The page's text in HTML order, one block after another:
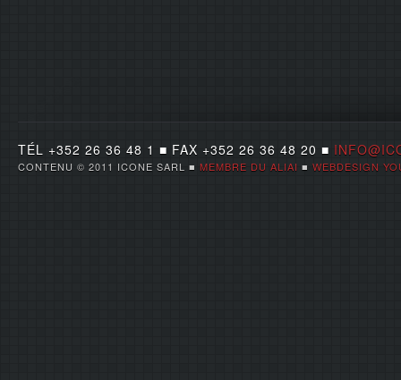
TÉL +352 26 36 48 1 ■ FAX +352 26 36 48 20 ■
CONTENU © 2011 ICONE SARL ■ MEMBRE DU ALIAI ■ WEBDESIGN